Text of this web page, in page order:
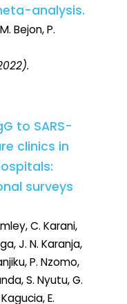
analysis.
Bejon, P.
to SARS-
clinics in
surveys
C. Karani,
J. N. Karanja,
P. Nzomo,
S. Nyutu, G.
E.